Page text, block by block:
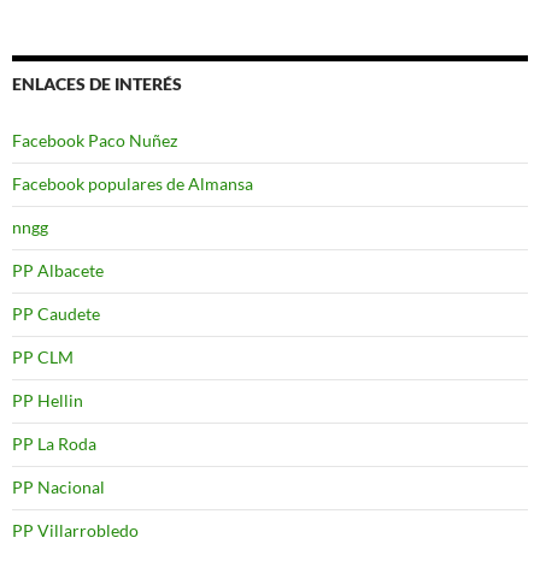
ENLACES DE INTERÉS
Facebook Paco Nuñez
Facebook populares de Almansa
nngg
PP Albacete
PP Caudete
PP CLM
PP Hellin
PP La Roda
PP Nacional
PP Villarrobledo